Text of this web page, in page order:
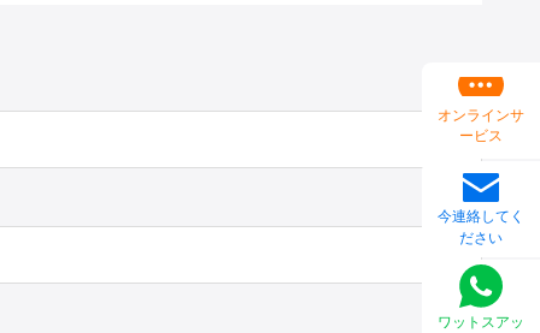
オンラインサ
ービス
今連絡してく
ださい
ワットスアッ